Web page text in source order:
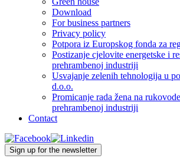
Download
For business partners
Privacy policy
Potpora iz Europskog fonda za
Postizanje cjelovite energetske i
prehrambenoj industriji
Usvajanje zelenih tehnologija u
d.o.o.
Promicanje rada žena na
prehrambenoj industriji
Contact
Sign up for the newsletter